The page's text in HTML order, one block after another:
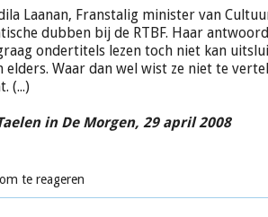
Laanan, Franstalig minister van
dubben bij de RTBF. Haar
ondertitels lezen toch niet kan
Waar dan wel wist ze niet te
(...)
in De Morgen, 29 april 2008
te reageren